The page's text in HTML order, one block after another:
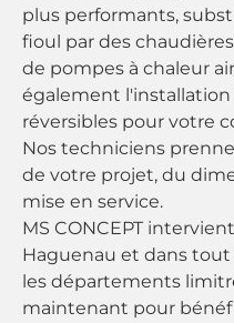
plus performants,
fioul par des
de pompes à chaleur
également l'installation
réversibles pour votre
Nos techniciens
de votre projet, du
mise en service.
MS CONCEPT
Haguenau et dans tout
les départements
maintenant pour